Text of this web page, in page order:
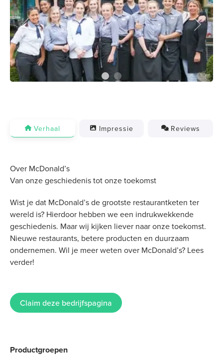
Previous Next
Verhaal Impressie Reviews
Over McDonald’s
Van onze geschiedenis tot onze toekomst
Wist je dat McDonald’s de grootste restaurantketen ter
wereld is? Hierdoor hebben we een indrukwekkende
geschiedenis. Maar wij kijken liever naar onze toekomst.
Nieuwe restaurants, betere producten en duurzaam
ondernemen. Wil je meer weten over McDonald’s? Lees
verder!
Claim deze bedrijfspagina
Productgroepen